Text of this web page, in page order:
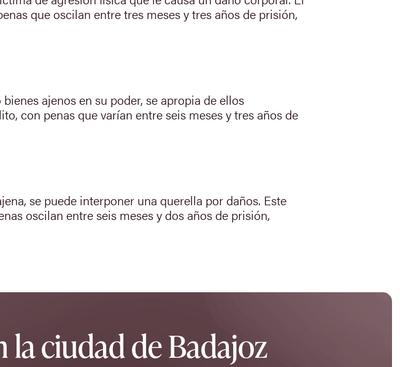
que oscilan entre tres meses y tres años de prisión,
ajenos en su poder, se apropia de ellos
con penas que varían entre seis meses y tres años de
se puede interponer una querella por daños. Este
oscilan entre seis meses y dos años de prisión,
la ciudad de Badajoz